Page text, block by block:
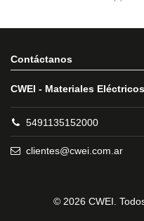
Contáctanos
CWEI - Materiales
5491135152000
clientes@cwei.com.ar
© 2026 CWEI.